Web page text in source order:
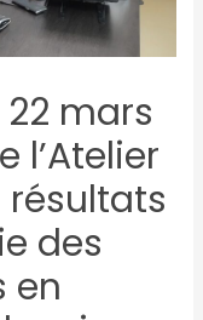
mars
l’Atelier
des
en